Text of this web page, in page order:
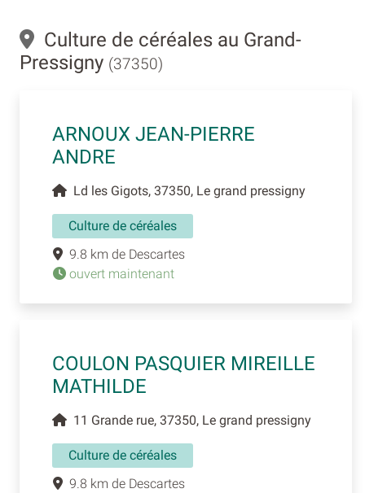
Culture de céréales au Grand-
Pressigny (37350)
ARNOUX JEAN-PIERRE
ANDRE
Ld les Gigots, 37350, Le grand pressigny
Culture de céréales
9.8 km de Descartes
ouvert maintenant
COULON PASQUIER MIREILLE
MATHILDE
11 Grande rue, 37350, Le grand pressigny
Culture de céréales
9.8 km de Descartes